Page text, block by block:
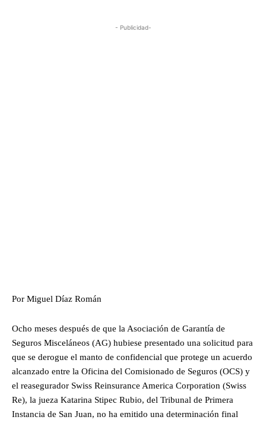
- Publicidad-
Por Miguel Díaz Román
Ocho meses después de que la Asociación de Garantía de
Seguros Misceláneos (AG) hubiese presentado una solicitud para
que se derogue el manto de confidencial que protege un acuerdo
alcanzado entre la Oficina del Comisionado de Seguros (OCS) y
el reasegurador Swiss Reinsurance America Corporation (Swiss
Re), la jueza Katarina Stipec Rubio, del Tribunal de Primera
Instancia de San Juan, no ha emitido una determinación final